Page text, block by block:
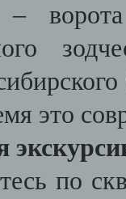
ворота
это
по